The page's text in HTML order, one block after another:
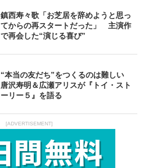
鎮西寿々歌「お芝居を辞めようと思っ
てからの再スタートだった」 主演作
で再会した“演じる喜び”
“本当の友だち”をつくるのは難しい
唐沢寿明＆広瀬アリスが『トイ・スト
ーリー５』を語る
[ADVERTISEMENT]